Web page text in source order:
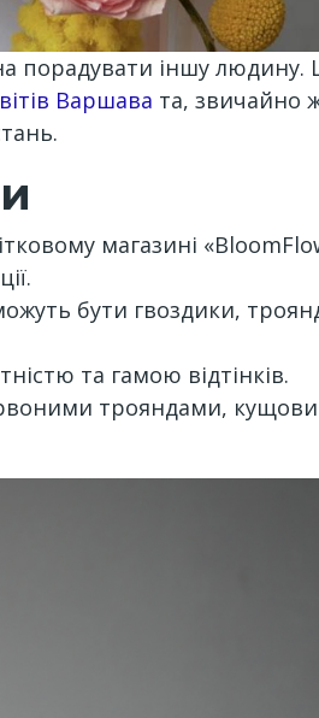
порадувати іншу
Варшава та, звичайно
магазині
бути гвоздики,
та гамою відтінків.
трояндами,